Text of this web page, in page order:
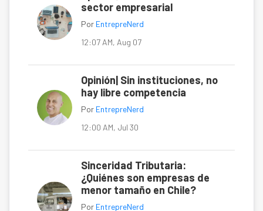
sector empresarial
Por EntrepreNerd
12:07 AM, Aug 07
Opinión| Sin instituciones, no
hay libre competencia
Por EntrepreNerd
12:00 AM, Jul 30
Sinceridad Tributaria:
¿Quiénes son empresas de
menor tamaño en Chile?
Por EntrepreNerd